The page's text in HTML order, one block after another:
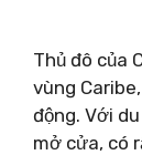
Thủ đô của
vùng
động. Với
mở cửa, có